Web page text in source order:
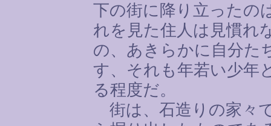
下の街に降り立ったの
れを見た住人は見慣れ
の、あきらかに自分た
す、それも年若い少年
る程度だ。
街は、石造りの家々